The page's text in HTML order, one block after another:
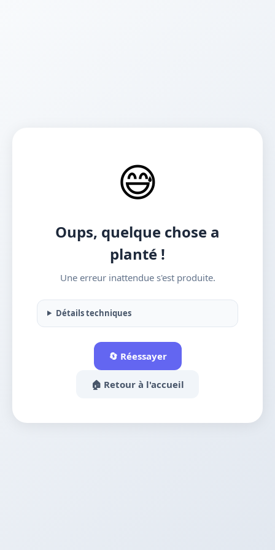
😅
Oups, quelque chose a
planté !
Une erreur inattendue s'est produite.
Détails techniques
🔄 Réessayer
🏠 Retour à l'accueil